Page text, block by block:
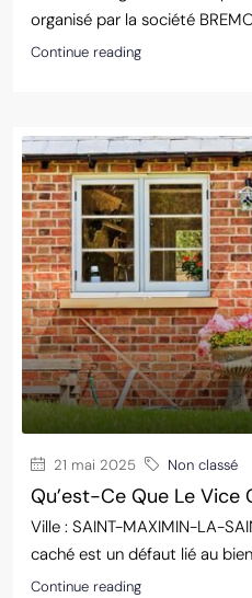
organisé par la société
Continue reading
21 mai 2025 Non classé
Qu’est-Ce Que Le Vice
Ville : SAINT-MAXIMIN-LA-
caché est un défaut lié au
Continue reading